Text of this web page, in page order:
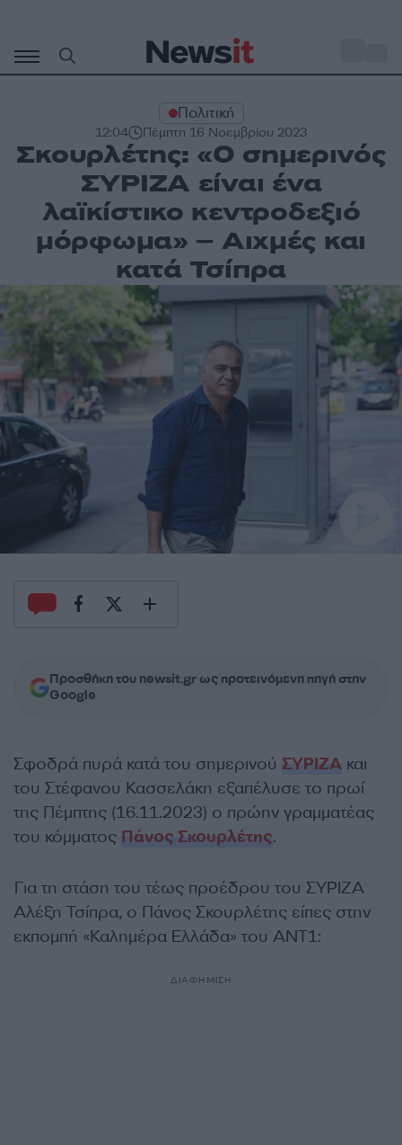
περιεχόμενο
Πολιτική
12:04 Πέμπτη 16 Νοεμβρίου 2023
Σκουρλέτης: «Ο σημερινός
ΣΥΡΙΖΑ είναι ένα
λαϊκίστικο κεντροδεξιό
μόρφωμα» – Αιχμές και
κατά Τσίπρα
Προσθήκη του newsit.gr ως προτεινόμενη πηγή στην
Google
Σφοδρά πυρά κατά του σημερινού ΣΥΡΙΖΑ και
του Στέφανου Κασσελάκη εξαπέλυσε το πρωί
της Πέμπτης (16.11.2023) ο πρώην γραμματέας
του κόμματος Πάνος Σκουρλέτης.
Για τη στάση του τέως προέδρου του ΣΥΡΙΖΑ
Αλέξη Τσίπρα, ο Πάνος Σκουρλέτης είπες στην
εκπομπή «Καλημέρα Ελλάδα» του ΑΝΤ1:
ΔΙΑΦΗΜΙΣΗ